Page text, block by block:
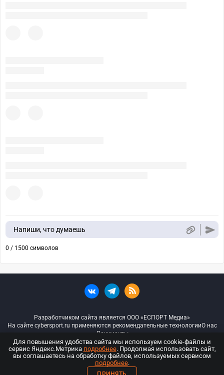
Напиши, что думаешь
0 / 1500 символов
Разработчиком сайта является ООО «ЕСПОРТ Медиа»
На сайте cybersport.ru применяются рекомендательные технологииО нас
Документы
© ООО «Киберспорт.ру» — Все права защищены
18+
Для повышения удобства сайта мы используем cookie-файлы и
сервис Яндекс.Метрика подробнее. Продолжая использовать сайт,
вы соглашаетесь на обработку файлов, используемых сервисом
подробнее.